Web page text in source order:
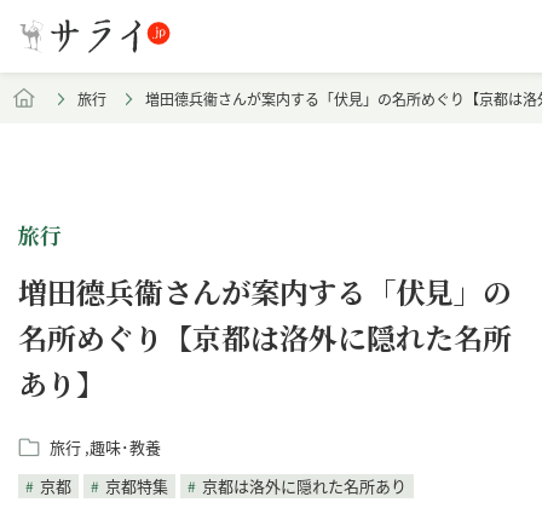
旅行 増田德兵衞さんが案内する「伏見」の名所めぐり【京都は
旅行
増田德兵衞さんが案内する「伏見」の
名所めぐり【京都は洛外に隠れた名所
あり】
旅行 趣味･教養
京都
京都特集 京都は洛外に隠れた名所あり